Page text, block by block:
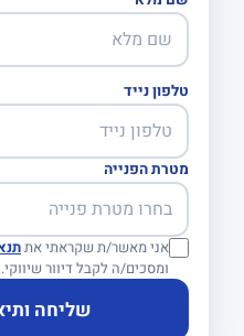
טלפון נייד
מטרת הפנייה
אני מאשר/ת שקראתי את
ומסכים/ה לקבל דיוור שיווקי.
שליחה